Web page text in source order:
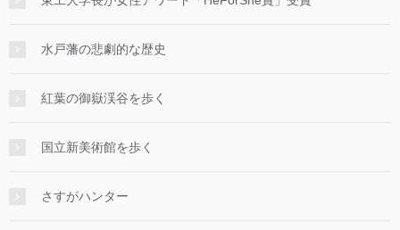
水戸藩の悲劇的な歴史
紅葉の御嶽渓谷を歩く
国立新美術館を歩く
さすがハンター